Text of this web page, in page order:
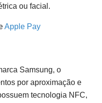
ou facial.
Apple Pay
Samsung, o
por aproximação e
tecnologia NFC,